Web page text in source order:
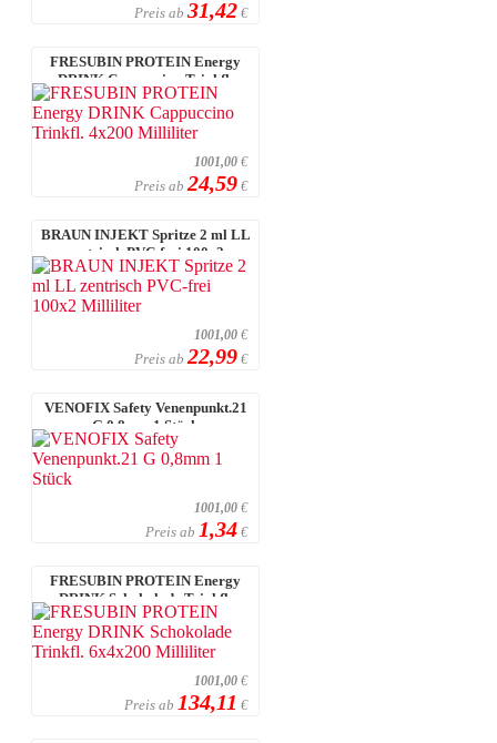
Preis ab 31,42 €
FRESUBIN PROTEIN Energy
DRINK Cappuccino Trinkfl.
4x200 Millilit ...
1001,00 €
Preis ab 24,59 €
BRAUN INJEKT Spritze 2 ml LL
zentrisch PVC-frei 100x2
Milliliter
1001,00 €
Preis ab 22,99 €
VENOFIX Safety Venenpunkt.21
G 0,8mm 1 Stück
1001,00 €
Preis ab 1,34 €
FRESUBIN PROTEIN Energy
DRINK Schokolade Trinkfl.
6x4x200 Millil ...
1001,00 €
Preis ab 134,11 €